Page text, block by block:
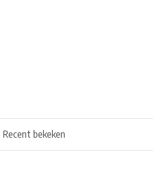
Recent bekeken